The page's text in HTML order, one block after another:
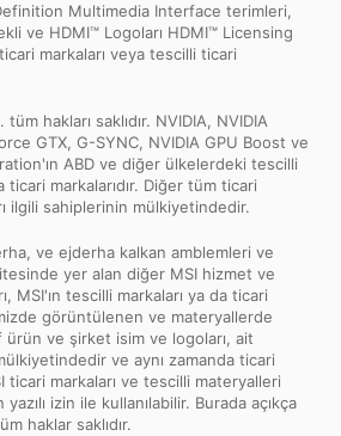
Multimedia Interface terimleri,
ve HDMI™ Logoları HDMI™ Licensing
markaları veya tescilli ticari
hakları saklıdır. NVIDIA, NVIDIA
GTX, G-SYNC, NVIDIA GPU Boost ve
ABD ve diğer ülkelerdeki tescilli
ticari markalarıdır. Diğer tüm ticari
ilgili sahiplerinin mülkiyetindedir.
ve ejderha kalkan amblemleri ve
yer alan diğer MSI hizmet ve
MSI'ın tescilli markaları ya da ticari
görüntülenen ve materyallerde
ürün ve şirket isim ve logoları, ait
ve aynı zamanda ticari
ticari markaları ve tescilli materyalleri
yazılı izin ile kullanılabilir. Burada açıkça
haklar saklıdır.